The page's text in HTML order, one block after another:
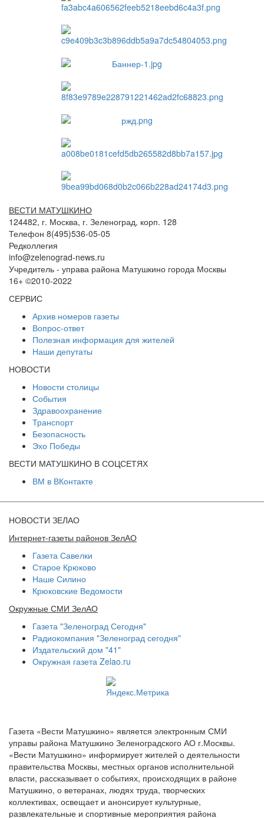
ВЕСТИ МАТУШКИНО
124482, г. Москва, г. Зеленоград, корп. 128
Телефон 8(495)536-05-05
Редколлегия
info@zelenograd-news.ru
Учредитель - управа района Матушкино города Москвы
16+ ©2010-2022
СЕРВИС
Архив номеров газеты
Вопрос-ответ
Полезная информация для жителей
Наши депутаты
НОВОСТИ
Новости столицы
События
Здравоохранение
Транспорт
Безопасность
Эхо Победы
ВЕСТИ МАТУШКИНО В СОЦСЕТЯХ
ВМ в ВКонтакте
НОВОСТИ ЗЕЛАО
Интернет-газеты районов ЗелАО
Газета Савелки
Старое Крюково
Наше Силино
Крюковские Ведомости
Окружные СМИ ЗелАО
Газета "Зеленоград Сегодня"
Радиокомпания "Зеленоград сегодня"
Издательский дом "41"
Окружная газета Zelao.ru
Газета «Вести Матушкино» является электронным СМИ
управы района Матушкино Зеленоградского АО г.Москвы.
«Вести Матушкино» информирует жителей о деятельности
правительства Москвы, местных органов исполнительной
власти, рассказывает о событиях, происходящих в районе
Матушкино, о ветеранах, людях труда, творческих
коллективах, освещает и анонсирует культурные,
развлекательные и спортивные мероприятия района